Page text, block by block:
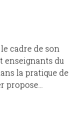
cadre de son
enseignants du
la pratique de